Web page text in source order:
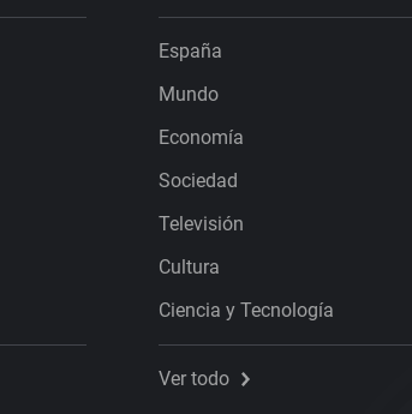
España
Mundo
Economía
Sociedad
Televisión
Cultura
Ciencia y Tecnología
Ver todo